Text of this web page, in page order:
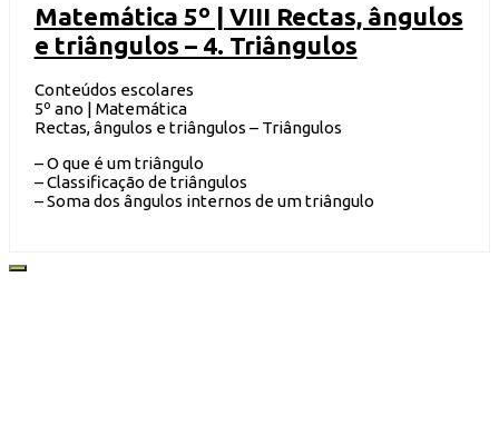
Matemática 5º | VIII Rectas, ângulos
e triângulos – 4. Triângulos
Conteúdos escolares
5º ano | Matemática
Rectas, ângulos e triângulos – Triângulos
– O que é um triângulo
– Classificação de triângulos
– Soma dos ângulos internos de um triângulo